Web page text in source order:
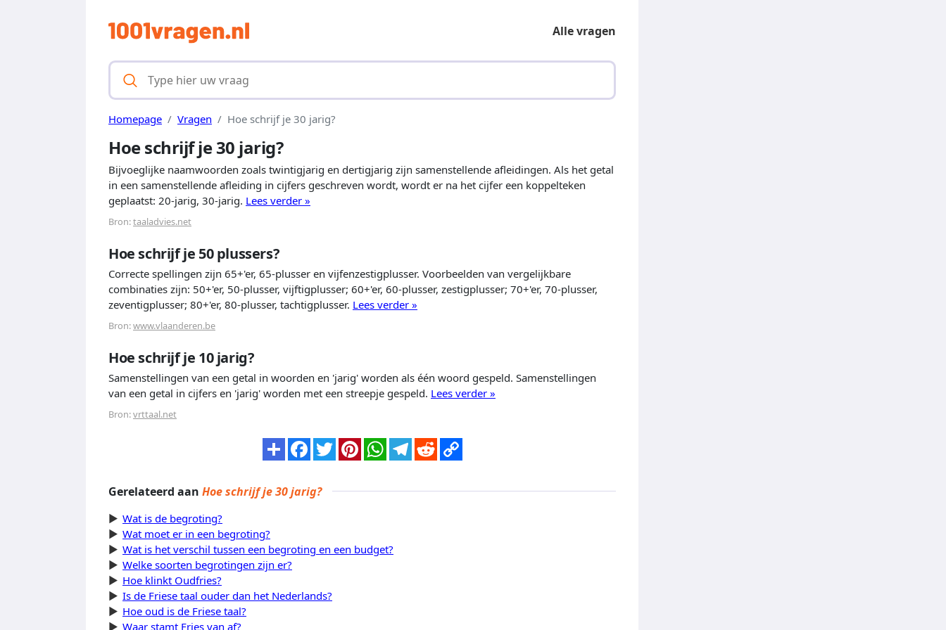
Alle vragen
Homepage Vragen Hoe schrijf je 30 jarig?
Hoe schrijf je 30 jarig?
Bijvoeglijke naamwoorden zoals twintigjarig en dertigjarig zijn samenstellende afleidingen. Als het getal
in een samenstellende afleiding in cijfers geschreven wordt, wordt er na het cijfer een koppelteken
geplaatst: 20-jarig, 30-jarig. Lees verder »
Bron:taaladvies.net
Hoe schrijf je 50 plussers?
Correcte spellingen zijn 65+'er, 65-plusser en vijfenzestigplusser. Voorbeelden van vergelijkbare
combinaties zijn: 50+'er, 50-plusser, vijftigplusser; 60+'er, 60-plusser, zestigplusser; 70+'er, 70-plusser,
zeventigplusser; 80+'er, 80-plusser, tachtigplusser. Lees verder »
Bron:www.vlaanderen.be
Hoe schrijf je 10 jarig?
Samenstellingen van een getal in woorden en 'jarig' worden als één woord gespeld. Samenstellingen
van een getal in cijfers en 'jarig' worden met een streepje gespeld. Lees verder »
Bron:vrttaal.net
Gerelateerd aan Hoe schrijf je 30 jarig?
Wat is de begroting?
Wat moet er in een begroting?
Wat is het verschil tussen een begroting en een budget?
Welke soorten begrotingen zijn er?
Hoe klinkt Oudfries?
Is de Friese taal ouder dan het Nederlands?
Hoe oud is de Friese taal?
Waar stamt Fries van af?